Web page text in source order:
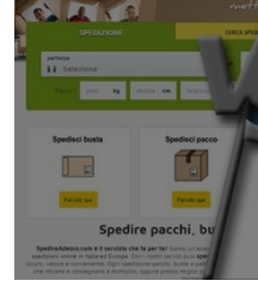
1
COLLO 1
kg
cm